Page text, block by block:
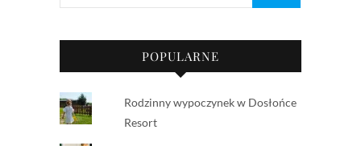
POPULARNE
Rodzinny wypoczynek w Dosłońce
Resort